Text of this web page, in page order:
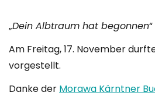
„Dein Albtraum hat begonnen
Am Freitag, 17. November
vorgestellt.
Danke der Morawa Kärntner